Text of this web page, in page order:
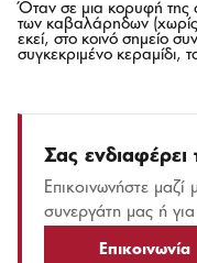
Όταν σε μια κορυφή της
των καβαλάρηδων (χωρίς
εκεί, στο κοινό σημείο
συγκεκριμένο κεραμίδι,
Σας ενδιαφέρει
Επικοινωνήστε μαζί
συνεργάτη μας ή
Επικοινωνία